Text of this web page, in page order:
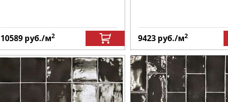
10589 руб./м2 9423 руб./м2